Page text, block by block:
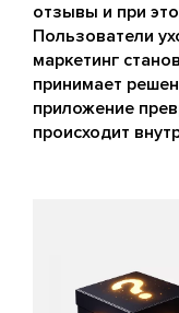
отзывы и при
Пользователи
маркетинг
принимает
приложение
происходит